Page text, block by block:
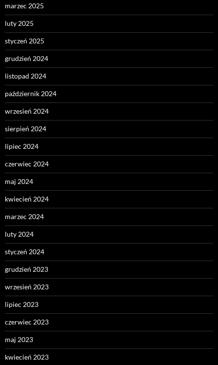
marzec 2025
luty 2025
styczeń 2025
grudzień 2024
listopad 2024
październik 2024
wrzesień 2024
sierpień 2024
lipiec 2024
czerwiec 2024
maj 2024
kwiecień 2024
marzec 2024
luty 2024
styczeń 2024
grudzień 2023
wrzesień 2023
lipiec 2023
czerwiec 2023
maj 2023
kwiecień 2023